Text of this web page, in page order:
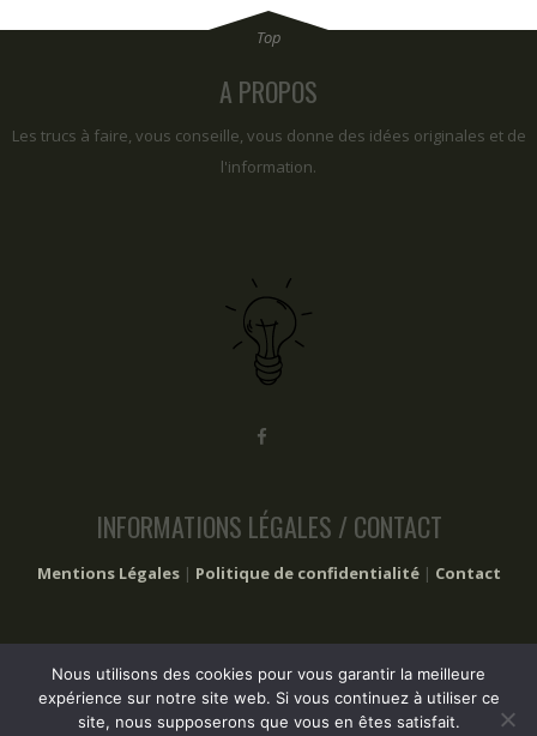
A PROPOS
Les trucs à faire, vous conseille, vous donne des idées originales et de
l'information.
INFORMATIONS LÉGALES / CONTACT
Mentions Légales| Politique de confidentialité| Contact
2017 – 2024 Les trucs à faire © Tous droits réservés
Nous utilisons des cookies pour vous garantir la meilleure
expérience sur notre site web. Si vous continuez à utiliser ce
site, nous supposerons que vous en êtes satisfait.